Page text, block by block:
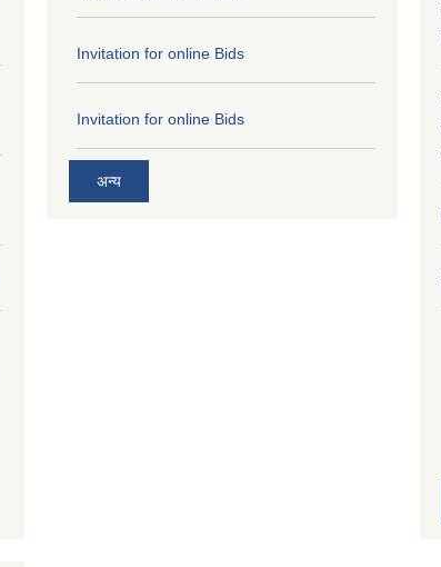
Invitation for online Bids
Invitation for online Bids
अन्य